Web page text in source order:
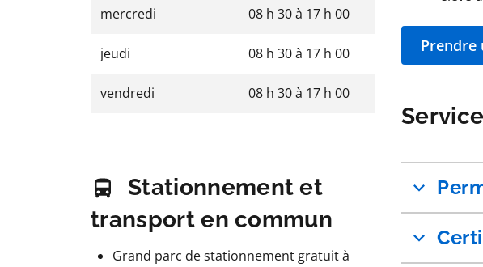
mercredi 08 h 30à 17 h 00
jeudi 08 h 30à 17 h 00
vendredi 08 h 30à 17 h 00
Stationnement et
transport en commun
Grand parc de stationnement gratuit à
Prendre